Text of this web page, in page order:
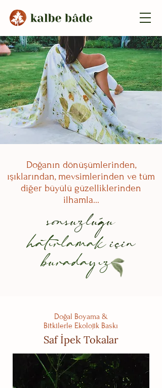
Doğanın dönüşümlerinden,
ışıklarından, mevsimlerinden ve tüm
diğer büyülü güzelliklerinden
ilhamla...
sonsuzlugu
,
için
hatırlamak
buradayız
Doğal Boyama &
Bitkilerle Ekolojik Baskı
Saf İpek Tokalar